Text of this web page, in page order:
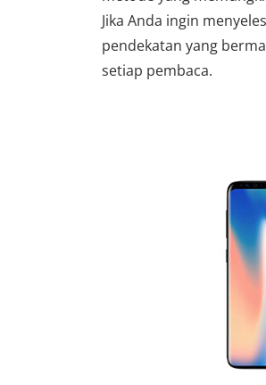
Jika Anda ingin
pendekatan yang
setiap pembaca.